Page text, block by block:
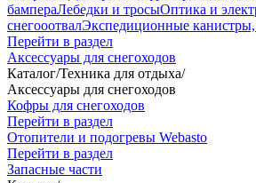
бампераЛебедки и тросыОптика и
снегооотвалЭкспедиционные канистры,
Перейти в раздел
Аксессуары для снегоходов
Каталог/Техника для отдыха/
Аксессуары для снегоходов
Кофры для снегоходов
Перейти в раздел
Отопители и подогревы Webasto
Перейти в раздел
Запасные части